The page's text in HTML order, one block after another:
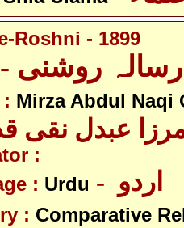
Roshni - 1899
Mirza Abdul Naqi
عبدل نقی
:
: Urdu
: Comparative